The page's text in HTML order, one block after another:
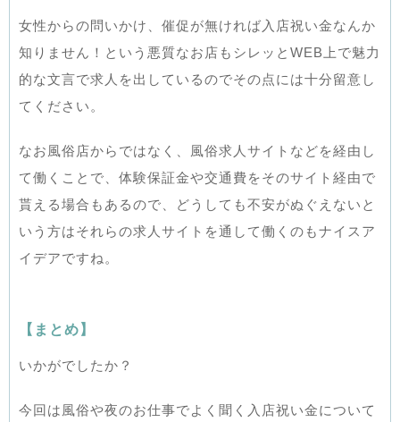
女性からの問いかけ、催促が無ければ入店祝い金なんか
知りません！という悪質なお店もシレッとWEB上で魅力
的な文言で求人を出しているのでその点には十分留意し
てください。
なお風俗店からではなく、風俗求人サイトなどを経由し
て働くことで、体験保証金や交通費をそのサイト経由で
貰える場合もあるので、どうしても不安がぬぐえないと
いう方はそれらの求人サイトを通して働くのもナイスア
イデアですね。
【まとめ】
いかがでしたか？
今回は風俗や夜のお仕事でよく聞く入店祝い金について